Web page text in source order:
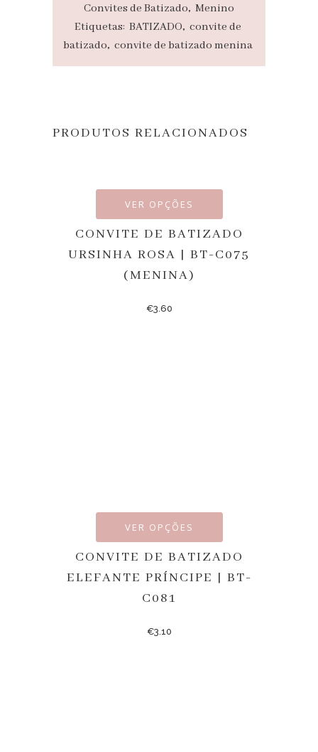
Convites de Batizado, Menino
Etiquetas: BATIZADO, convite de
batizado, convite de batizado menina
PRODUTOS RELACIONADOS
VER OPÇÕES
CONVITE DE BATIZADO
URSINHA ROSA | BT-C075
(MENINA)
€3.60
VER OPÇÕES
CONVITE DE BATIZADO
ELEFANTE PRÍNCIPE | BT-
C081
€3.10